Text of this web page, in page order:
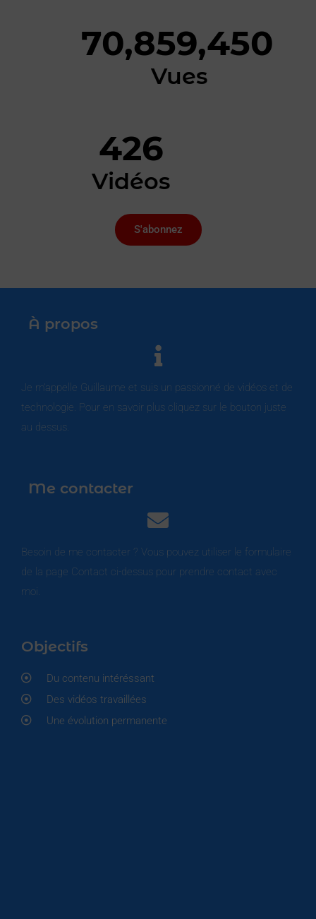
70,859,450
Vues
426
Vidéos
S'abonnez
À propos
Je m’appelle Guillaume et suis un passionné de vidéos et de
technologie. Pour en savoir plus cliquez sur le bouton juste
au dessus.
Me contacter
Besoin de me contacter ? Vous pouvez utiliser le formulaire
de la page Contact ci-dessus pour prendre contact avec
moi.
Objectifs
Du contenu intéréssant
Des vidéos travaillées
Une évolution permanente